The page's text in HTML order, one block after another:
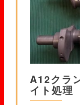
A12クラ
イト処理